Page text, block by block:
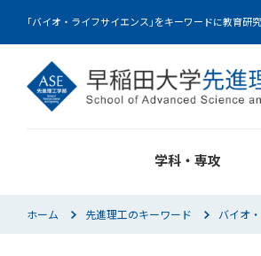
｢バイオ・ライフサイエンス｣をキーワードに教育研
学科・専攻
ホーム 先進理工のキーワード バイオ